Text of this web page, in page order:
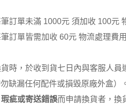
訂單未滿 1000元 須加收 100元
訂單皆需加收 60元 物流處理費
時，於收到貨七日內與客服人
缺漏任何配件或損毀原廠外盒）
疵或寄送錯誤而申請換貨者，換